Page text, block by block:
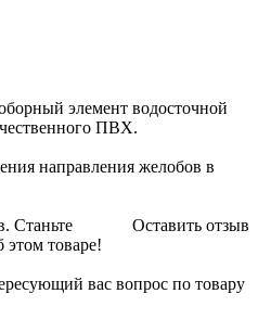
элемент водосточной
ПВХ.
направления желобов в
Оставить отзыв
Станьте
этом товаре!
вас вопрос по товару